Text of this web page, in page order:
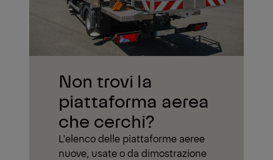
Non trovi la
piattaforma aerea
che cerchi?
L'elenco delle piattaforme aeree
nuove, usate o da dimostrazione